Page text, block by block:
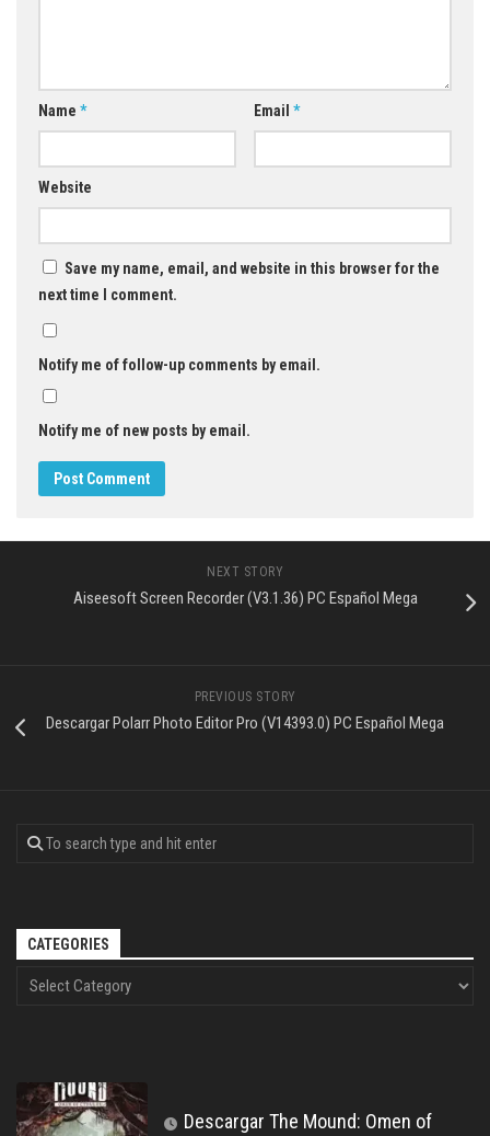
Name * Email *
Website
Save my name, email, and website in this browser for the
next time I comment.
Notify me of follow-up comments by email.
Notify me of new posts by email.
NEXT STORY
Aiseesoft Screen Recorder (V3.1.36) PC Español Mega
PREVIOUS STORY
Descargar Polarr Photo Editor Pro (V14393.0) PC Español Mega
CATEGORIES
Descargar The Mound: Omen of